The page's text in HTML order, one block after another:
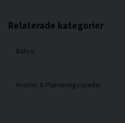
Relaterade kategorier
Bahco
Krattor & Planteringsspadar